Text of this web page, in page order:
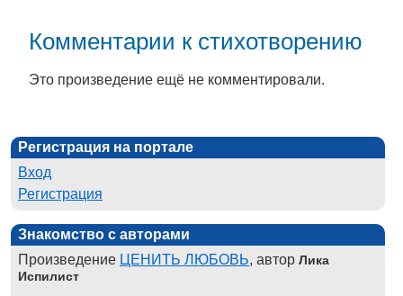
Комментарии к стихотворению
Это произведение ещё не комментировали.
Регистрация на портале
Вход
Регистрация
Знакомство с авторами
Произведение ЦЕНИТЬ ЛЮБОВЬ, автор Лика
Испилист